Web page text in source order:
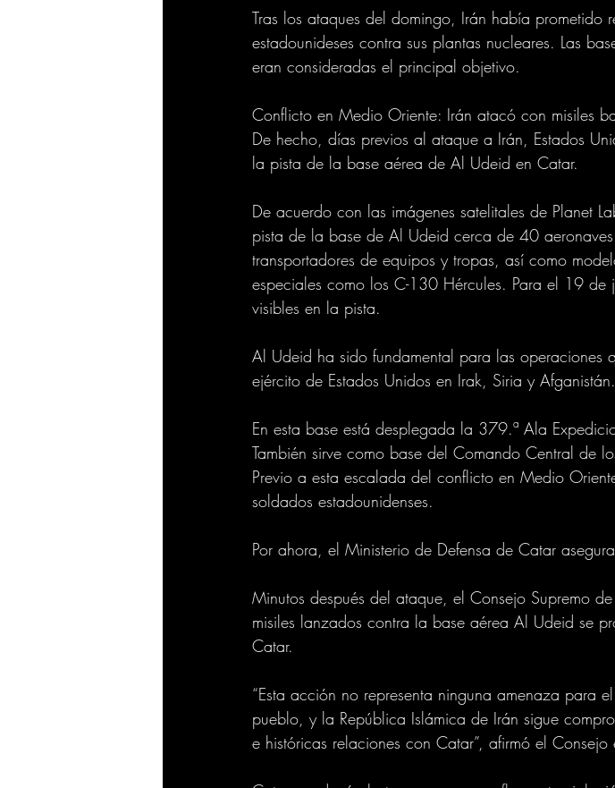
Tras los ataques del domingo, Irán había prometido
estadounideses contra sus plantas nucleares. Las
eran consideradas el principal objetivo.
Conflicto en Medio Oriente: Irán atacó con misiles
De hecho, días previos al ataque a Irán, Estados
la pista de la base aérea de Al Udeid en Catar.
De acuerdo con las imágenes satelitales de Planet
pista de la base de Al Udeid cerca de 40
transportadores de equipos y tropas, así como
especiales como los C-130 Hércules. Para el 19 de
visibles en la pista.
Al Udeid ha sido fundamental para las
ejército de Estados Unidos en Irak, Siria y Afganistán.
En esta base está desplegada la 379.ª Ala
También sirve como base del Comando Central de
Previo a esta escalada del conflicto en Medio
soldados estadounidenses.
Por ahora, el Ministerio de Defensa de Catar
Minutos después del ataque, el Consejo Supremo
misiles lanzados contra la base aérea Al Udeid se
Catar.
“Esta acción no representa ninguna amenaza para
pueblo, y la República Islámica de Irán sigue
e históricas relaciones con Catar”, afirmó el